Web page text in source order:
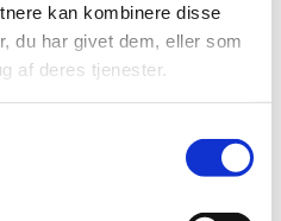
kan kombinere disse
du har givet dem, eller som
af deres tjenester.